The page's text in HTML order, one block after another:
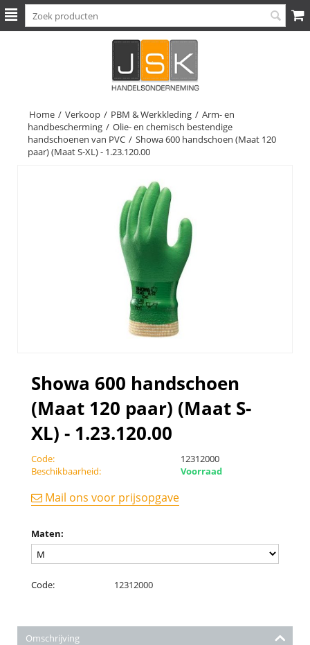
Home / Verkoop / PBM & Werkkleding / Arm- en
handbescherming / Olie- en chemisch bestendige
handschoenen van PVC / Showa 600 handschoen (Maat 120
paar) (Maat S-XL) - 1.23.120.00
Showa 600 handschoen
(Maat 120 paar) (Maat S-
XL) - 1.23.120.00
Code:
12312000
Beschikbaarheid:
Voorraad
Mail ons voor prijsopgave
Maten:
Code: 12312000
Omschrijving